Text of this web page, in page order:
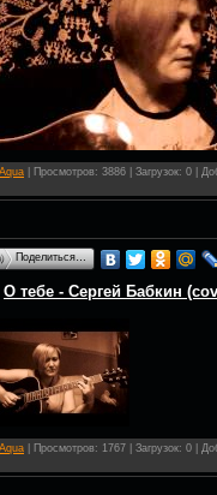
| Просмотров: 3886 | Загрузок: 0 |
Поделиться…
О тебе - Сергей Бабкин
| Просмотров: 1767 | Загрузок: 0 |